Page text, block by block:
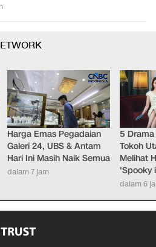
Harga Emas Pegadaian
Galeri 24, UBS & Antam
Hari Ini Masih Naik Semua
dalam 7 jam
5
Tokoh
Melihat
'Spooky
dalam 6